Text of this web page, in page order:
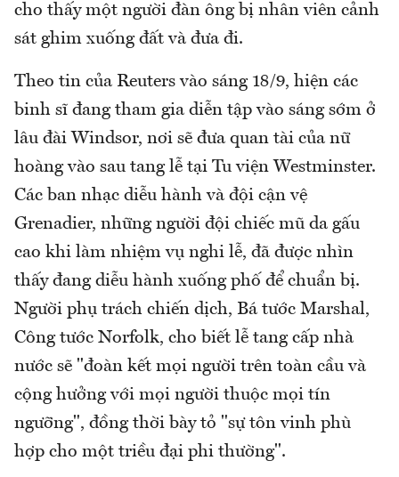
cho thấy một người đàn ông bị nhân viên cảnh
sát ghim xuống đất và đưa đi.
Theo tin của Reuters vào sáng 18/9, hiện các
binh sĩ đang tham gia diễn tập vào sáng sớm ở
lâu đài Windsor, nơi sẽ đưa quan tài của nữ
hoàng vào sau tang lễ tại Tu viện Westminster.
Các ban nhạc diễu hành và đội cận vệ
Grenadier, những người đội chiếc mũ da gấu
cao khi làm nhiệm vụ nghi lễ, đã được nhìn
thấy đang diễu hành xuống phố để chuẩn bị.
Người phụ trách chiến dịch, Bá tước Marshal,
Công tước Norfolk, cho biết lễ tang cấp nhà
nước sẽ "đoàn kết mọi người trên toàn cầu và
cộng hưởng với mọi người thuộc mọi tín
ngưỡng", đồng thời bày tỏ "sự tôn vinh phù
hợp cho một triều đại phi thường".